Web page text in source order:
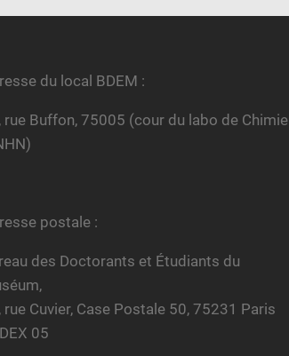
du local BDEM :
rue Buffon, 75005 (cour du labo de Chimie
postale :
des Doctorants et Étudiants du
rue Cuvier, Case Postale 50, 75231 Paris
05